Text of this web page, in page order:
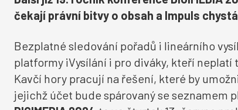
čekají právní bitvy o obsah a Impuls
Bezplatné sledování pořadů i lineárního
platformy iVysílání i pro diváky, kteří
Kavčí hory pracují na řešení, které by
jejichž účet bude spárovaný se